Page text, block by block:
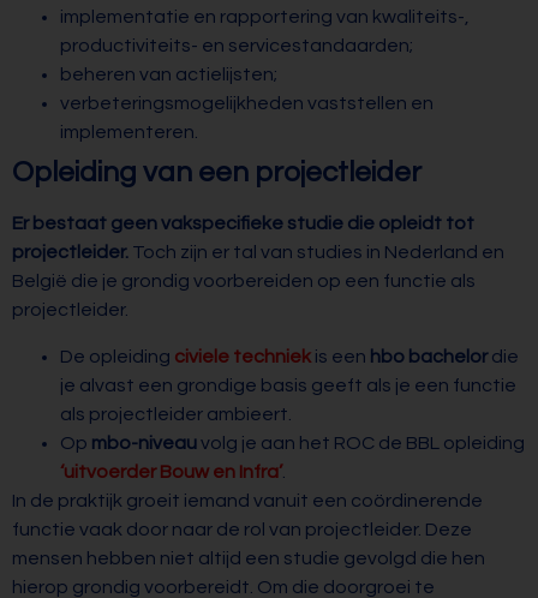
implementatie en rapportering van kwaliteits-,
productiviteits- en servicestandaarden;
beheren van actielijsten;
verbeteringsmogelijkheden vaststellen en
implementeren.
Opleiding van een projectleider
Er bestaat geen vakspecifieke studie die opleidt tot
projectleider. Toch zijn er tal van studies in Nederland en
België die je grondig voorbereiden op een functie als
projectleider.
De opleiding civiele techniek is een hbo bachelordie
je alvast een grondige basis geeft als je een functie
als projectleider ambieert.
Op mbo-niveauvolg je aan het ROC de BBL opleiding
‘uitvoerder Bouw en Infra’
In de praktijk groeit iemand vanuit een coördinerende
functie vaak door naar de rol van projectleider. Deze
mensen hebben niet altijd een studie gevolgd die hen
hierop grondig voorbereidt. Om die doorgroei te